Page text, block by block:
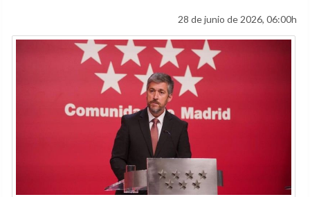
28 de junio de 2026, 06:00h